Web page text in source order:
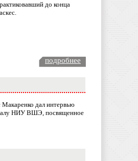
до конца
подробнее
Макаренко дал интервью
НИУ ВШЭ, посвященное